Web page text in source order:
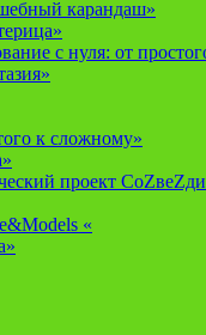
карандаш»
с нуля: от
к сложному»
проект
«